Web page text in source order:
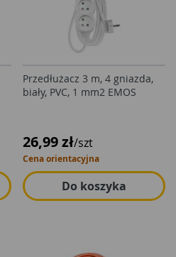
Przedłużacz 3 m, 4 gniazda,
biały, PVC, 1 mm2 EMOS
26,99 zł/szt
Cena orientacyjna
Do koszyka